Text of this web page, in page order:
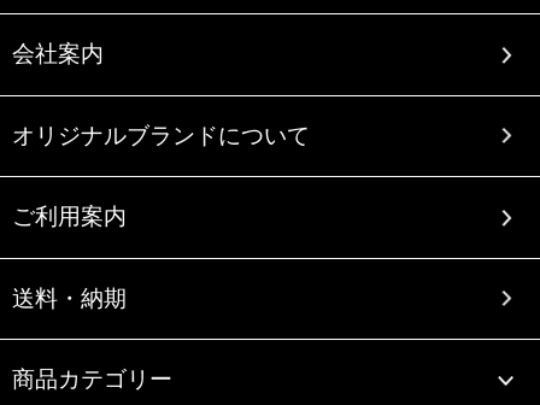
会社案内
オリジナルブランドについて
ご利用案内
送料・納期
商品カテゴリー